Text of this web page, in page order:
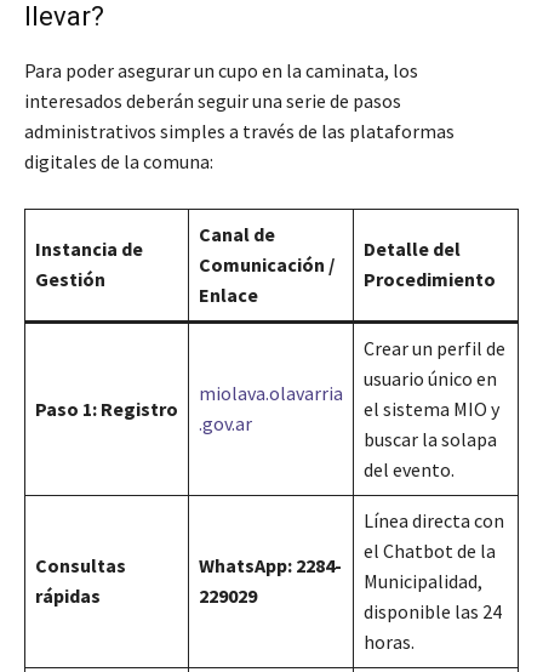
llevar?
Para poder asegurar un cupo en la caminata, los
interesados deberán seguir una serie de pasos
administrativos simples a través de las plataformas
digitales de la comuna:
Instancia de
Gestión
Canal de
Comunicación /
Enlace
Detalle del
Procedimiento
Paso 1: Registro
miolava.olavarria
.gov.ar
Crear un perfil de
usuario único en
el sistema MIO y
buscar la solapa
del evento.
Consultas
rápidas
WhatsApp: 2284-
229029
Línea directa con
el Chatbot de la
Municipalidad,
disponible las 24
horas.